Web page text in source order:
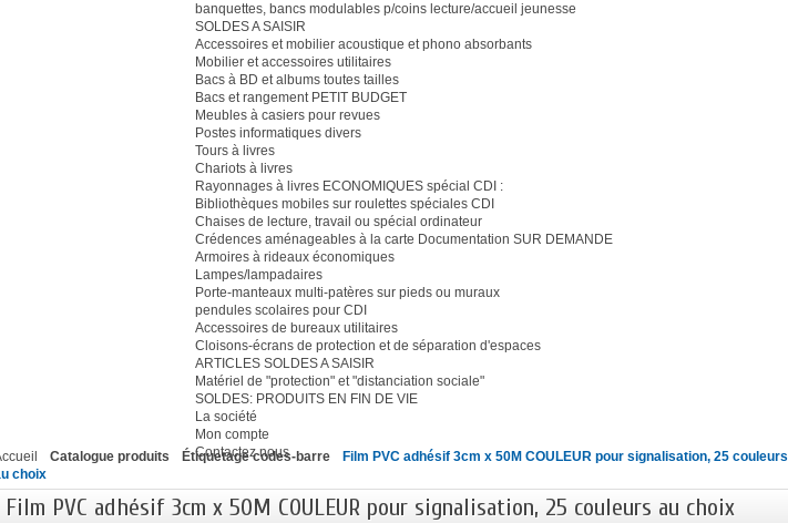
banquettes, bancs modulables p/coins lecture/accueil jeunesse
SOLDES A SAISIR
Accessoires et mobilier acoustique et phono absorbants
Mobilier et accessoires utilitaires
Bacs à BD et albums toutes tailles
Bacs et rangement PETIT BUDGET
Meubles à casiers pour revues
Postes informatiques divers
Tours à livres
Chariots à livres
Rayonnages à livres ECONOMIQUES spécial CDI :
Bibliothèques mobiles sur roulettes spéciales CDI
Chaises de lecture, travail ou spécial ordinateur
Crédences aménageables à la carte Documentation SUR DEMANDE
Armoires à rideaux économiques
Lampes/lampadaires
Porte-manteaux multi-patères sur pieds ou muraux
pendules scolaires pour CDI
Accessoires de bureaux utilitaires
Cloisons-écrans de protection et de séparation d'espaces
ARTICLES SOLDES A SAISIR
Matériel de "protection" et "distanciation sociale"
SOLDES: PRODUITS EN FIN DE VIE
La société
Mon compte
Contactez nous
Catalogue produits Étiquetage codes-barre
Film PVC adhésif 3cm x 50M COULEUR pour signalisation, 25 couleurs
choix
Film PVC adhésif 3cm x 50M COULEUR pour signalisation, 25 couleurs au choix